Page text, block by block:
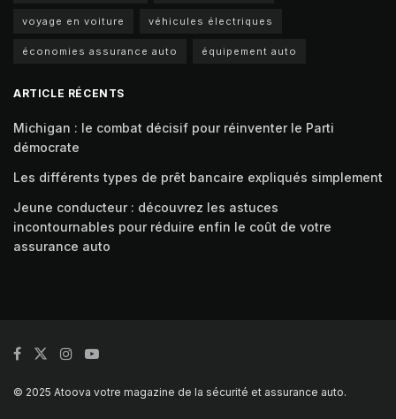
voyage en voiture véhicules électriques
économies assurance auto équipement auto
ARTICLE RÉCENTS
Michigan : le combat décisif pour réinventer le Parti
démocrate
Les différents types de prêt bancaire expliqués simplement
Jeune conducteur : découvrez les astuces
incontournables pour réduire enfin le coût de votre
assurance auto
© 2025 Atoova votre magazine de la sécurité et assurance auto.